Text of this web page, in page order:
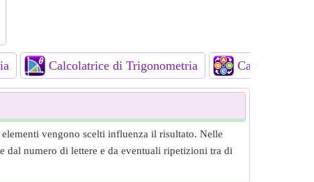
Calcolatrice di Trigonometria Calcolatrici
vengono scelti influenza il risultato. Nelle
dal numero di lettere e da eventuali ripetizioni tra di